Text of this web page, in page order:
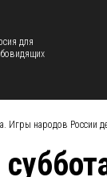
для
Игры народов России